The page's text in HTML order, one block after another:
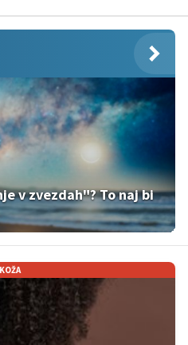
v zvezdah"? To naj bi
KOŽA